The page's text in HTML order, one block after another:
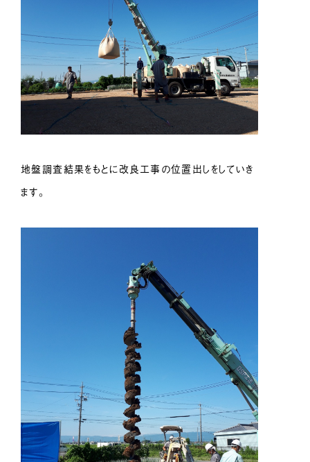
地盤調査結果をもとに改良工事の位置出しをしていき
ます。